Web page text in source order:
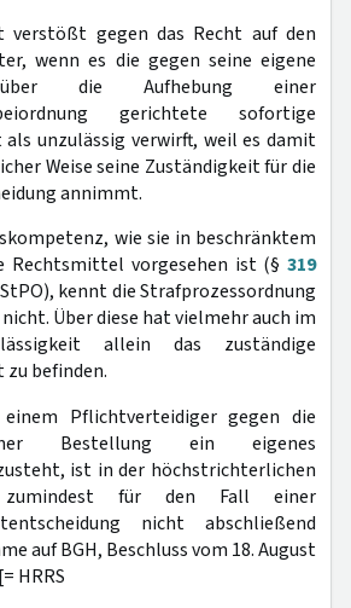
verstößt gegen das Recht auf den
wenn es die gegen seine eigene
über die Aufhebung einer
gerichtete sofortige
als unzulässig verwirft, weil es damit
Weise seine Zuständigkeit für die
annimmt.
wie sie in beschränktem
Rechtsmittel vorgesehen ist (§ 319
kennt die Strafprozessordnung
Über diese hat vielmehr auch im
allein das zuständige
zu befinden.
Pflichtverteidiger gegen die
Bestellung ein eigenes
ist in der höchstrichterlichen
zumindest für den Fall einer
nicht abschließend
auf BGH, Beschluss vom 18. August
HRRS